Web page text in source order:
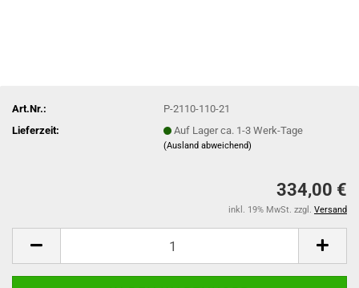
Art.Nr.:
P-2110-110-21
Lieferzeit:
Auf Lager ca. 1-3 Werk-Tage
(Ausland abweichend)
334,00 €
inkl. 19% MwSt. zzgl. Versand